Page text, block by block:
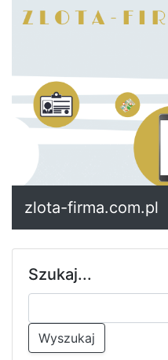
zlota-firma.com.pl
Szukaj...
Wyszukaj